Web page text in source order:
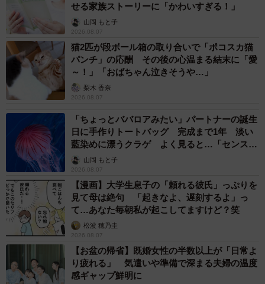
せる家族ストーリーに「かわいすぎる！」
山岡 もと子
2026.08.07
猫2匹が段ボール箱の取り合いで「ポコスカ猫
パンチ」の応酬 その後の心温まる結末に「愛
～！」「おばちゃん泣きそうや…」
梨木 香奈
2026.08.07
「ちょっとババロアみたい」パートナーの誕生
日に手作りトートバッグ 完成まで1年 淡い
藍染めに漂うクラゲ よく見ると…「センスす
ごい」山岡 もと子
2026.08.07
【漫画】大学生息子の「頼れる彼氏」っぷりを
見て母は絶句 「起きなよ、遅刻するよ」っ
て…あなた毎朝私が起こしてますけど？笑
松波 穂乃圭
2026.08.07
【お盆の帰省】既婚女性の半数以上が「日常よ
り疲れる」 気遣いや準備で深まる夫婦の温度
感ギャップ鮮明に